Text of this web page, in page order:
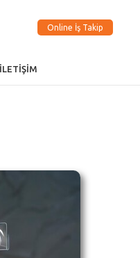
Online İş Takip
İLETIŞIM